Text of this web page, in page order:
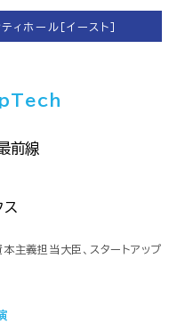
ィホール［イースト］
前線
ス
主義担当大臣、スタートアップ